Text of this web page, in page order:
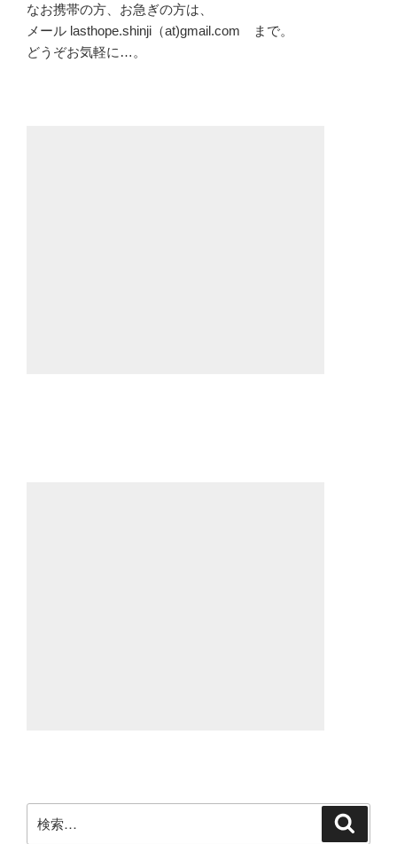
なお携帯の方、お急ぎの方は、
メール lasthope.shinji（at)gmail.com まで。
どうぞお気軽に…。
索: